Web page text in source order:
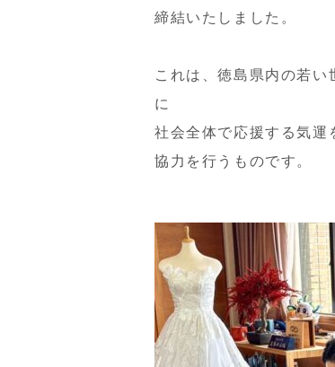
締結いたしました。
これは、徳島県内の若
に
社会全体で応援する気運
協力を行うものです。